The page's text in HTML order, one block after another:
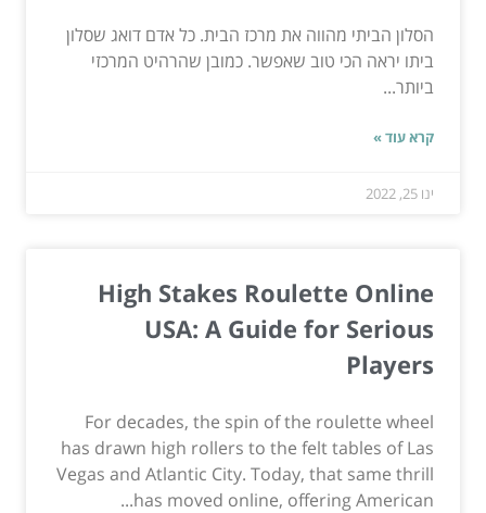
הסלון הביתי מהווה את מרכז הבית. כל אדם דואג שסלון
ביתו יראה הכי טוב שאפשר. כמובן שהרהיט המרכזי
ביותר...
קרא עוד »
ינו 25, 2022
High Stakes Roulette Online
USA: A Guide for Serious
Players
For decades, the spin of the roulette wheel
has drawn high rollers to the felt tables of Las
Vegas and Atlantic City. Today, that same thrill
has moved online, offering American...